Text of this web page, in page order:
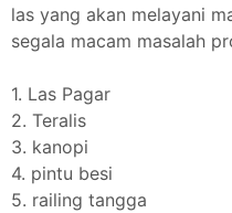
las yang akan melayani
segala macam masalah
1. Las Pagar
2. Teralis
3. kanopi
4. pintu besi
5. railing tangga